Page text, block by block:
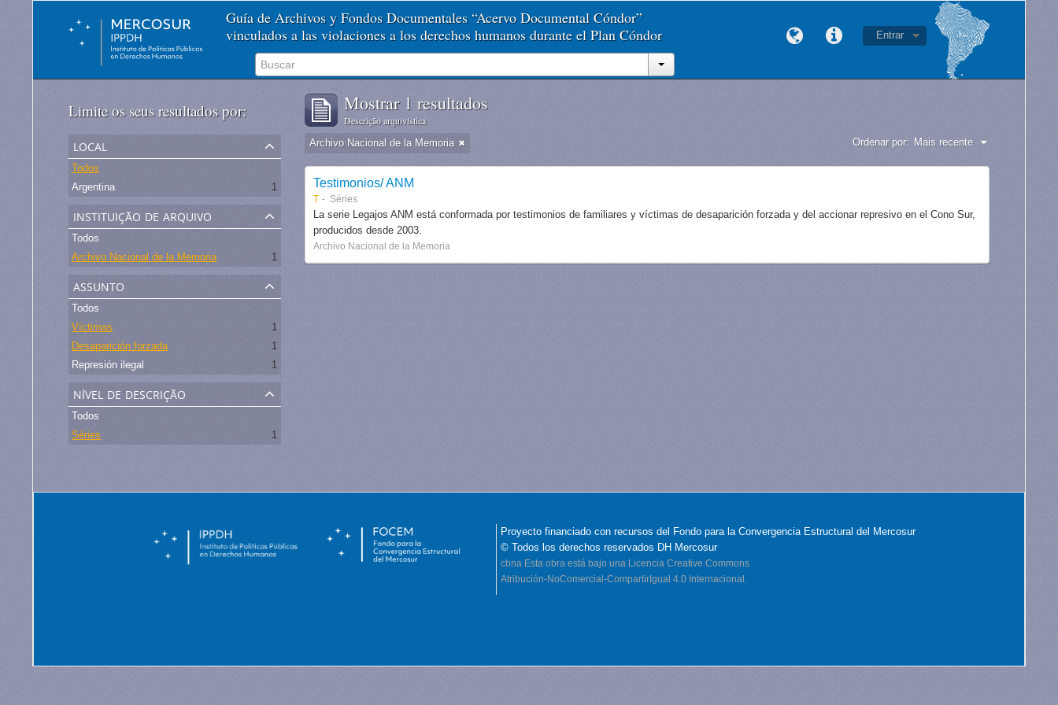
Guía de Archivos y Fondos Documentales “Acervo Documental Cóndor”
vinculados a las violaciones a los derechos humanos durante el Plan Cóndor
Entrar
Limite os seus resultados por:
local
Todos
Argentina
1
instituição de arquivo
Todos
Archivo Nacional de la Memoria
1
assunto
Todos
Víctimas
1
Desaparición forzada
1
Represión ilegal
1
nível de descrição
Todos
Séries
1
Mostrar 1 resultados
Descrição arquivística
Archivo Nacional de la Memoria Ordenar por: Mais recente
Testimonios/ ANM
T Séries
La serie Legajos ANM está conformada por testimonios de familiares y víctimas de desaparición forzada y del accionar represivo en el Cono Sur,
producidos desde 2003.
Archivo Nacional de la Memoria
Proyecto financiado con recursos del Fondo para la Convergencia Estructural del Mercosur
© Todos los derechos reservados DH Mercosur
cbna Esta obra está bajo una Licencia Creative Commons
Atribución-NoComercial-CompartirIgual 4.0 Internacional.